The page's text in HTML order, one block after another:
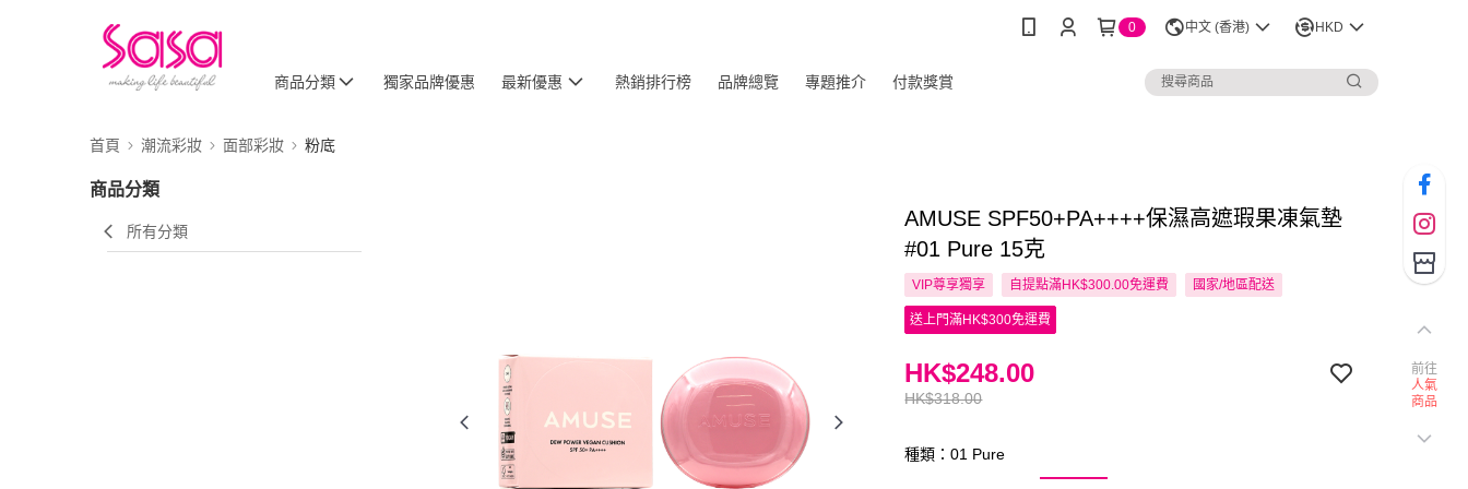
0 中文 (香港) HKD
商品分類 獨家品牌優惠 最新優惠 熱銷排行榜 品牌總覽 專題推介 付款獎賞
首頁 潮流彩妝 面部彩妝 粉底
商品分類
所有分類
AMUSE SPF50+PA++++保濕高遮瑕果凍氣墊
#01 Pure 15克
VIP尊享獨享 自提點滿HK$300.00免運費 國家/地區配送
送上門滿HK$300免運費
HK$318.00
HK$248.00
種類：01 Pure
前往
人氣
商品